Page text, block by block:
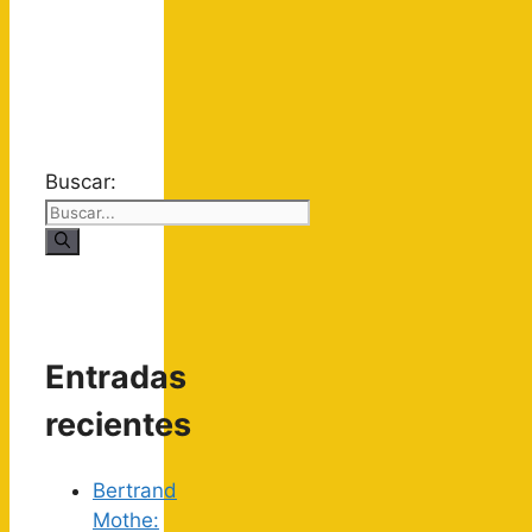
Buscar:
Entradas
recientes
Bertrand
Mothe: